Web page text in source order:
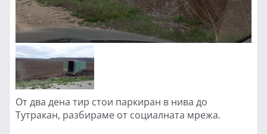
От два дена тир стои паркиран в нива до
Тутракан, разбираме от социалната мрежа.